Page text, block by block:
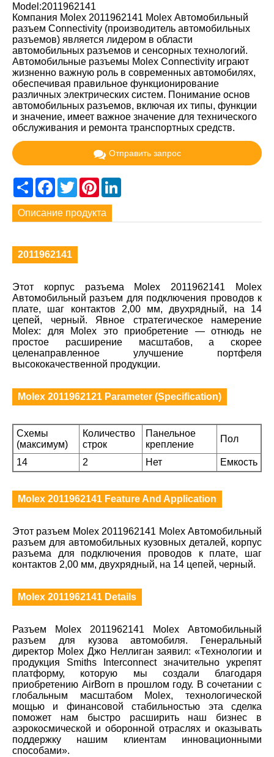
Model:2011962141
Компания Molex 2011962141 Molex Автомобильный
разъем Connectivity (производитель автомобильных
разъемов) является лидером в области
автомобильных разъемов и сенсорных технологий.
Автомобильные разъемы Molex Connectivity играют
жизненно важную роль в современных автомобилях,
обеспечивая правильное функционирование
различных электрических систем. Понимание основ
автомобильных разъемов, включая их типы, функции
и значение, имеет важное значение для технического
обслуживания и ремонта транспортных средств.
Отправить запрос
ShareFacebook
TwitterPinterest
Описание продукта
2011962141
Этот корпус разъема Molex 2011962141 Molex
Автомобильный разъем для подключения проводов к
плате, шаг контактов 2,00 мм, двухрядный, на 14
цепей, черный. Явное стратегическое намерение
Molex: для Molex это приобретение — отнюдь не
простое расширение масштабов, а скорее
целенаправленное улучшение портфеля
высококачественной продукции.
Molex 2011962121 Parameter (Specification)
Схемы
(максимум)
Количество
строк
Панельное
крепление
Пол
14 2 Нет Емкость
Molex 2011962141 Feature And Application
Этот разъем Molex 2011962141 Molex Автомобильный
разъем для автомобильных кузовных деталей, корпус
разъема для подключения проводов к плате, шаг
контактов 2,00 мм, двухрядный, на 14 цепей, черный.
Molex 2011962141 Details
Разъем Molex 2011962141 Molex Автомобильный
разъем для кузова автомобиля. Генеральный
директор Molex Джо Неллиган заявил: «Технологии и
продукция Smiths Interconnect значительно укрепят
платформу, которую мы создали благодаря
приобретению AirBorn в прошлом году. В сочетании с
глобальным масштабом Molex, технологической
мощью и финансовой стабильностью эта сделка
поможет нам быстро расширить наш бизнес в
аэрокосмической и оборонной отраслях и оказывать
поддержку нашим клиентам инновационными
способами».